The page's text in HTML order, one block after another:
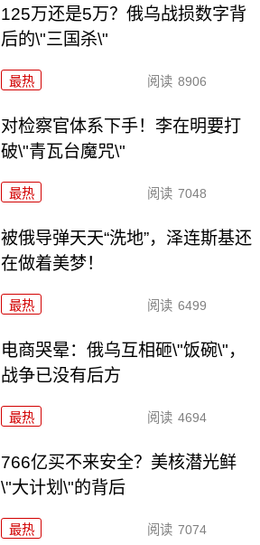
125万还是5万？俄乌战损数字背
后的\"三国杀\"
最热 阅读 8906
对检察官体系下手！李在明要打
破\"青瓦台魔咒\"
最热 阅读 7048
被俄导弹天天“洗地”，泽连斯基还
在做着美梦！
最热 阅读 6499
电商哭晕：俄乌互相砸\"饭碗\"，
战争已没有后方
最热 阅读 4694
766亿买不来安全？美核潜光鲜
\"大计划\"的背后
最热 阅读 7074